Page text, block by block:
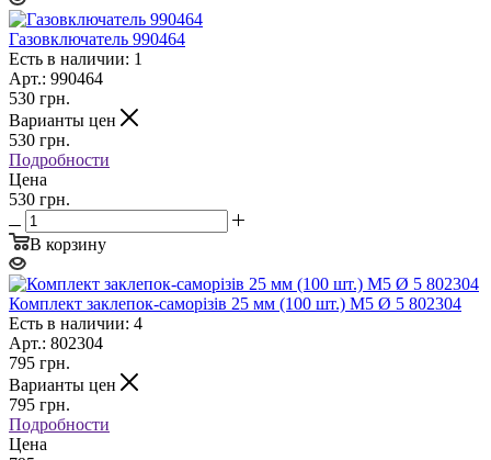
Газовключатель 990464
Есть в наличии: 1
Арт.: 990464
530 грн.
Варианты цен
530 грн.
Подробности
Цена
530 грн.
В корзину
Комплект заклепок-саморізів 25 мм (100 шт.) М5 Ø 5 802304
Есть в наличии: 4
Арт.: 802304
795 грн.
Варианты цен
795 грн.
Подробности
Цена